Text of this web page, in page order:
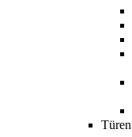
Türen